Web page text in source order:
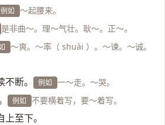
例如 ～起腰来。
是非曲～。理～气壮。耿～。正～。
～爽。～率（ shuài ）。～谏。～诚。
断。 例如 一～走。～哭。
例如 不要横着写，要～着写。
至下。